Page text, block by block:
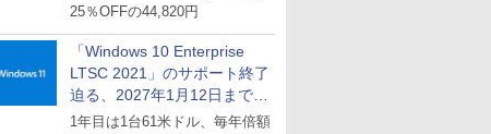
25％OFFの44,820円
「Windows 10 Enterprise
LTSC 2021」のサポート終了
迫る、2027年1月12日まで
～ESUは9月1日から販売
1年目は1台61米ドル、毎年倍額